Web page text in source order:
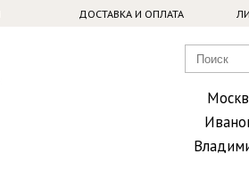
ДОСТАВКА И ОПЛАТА